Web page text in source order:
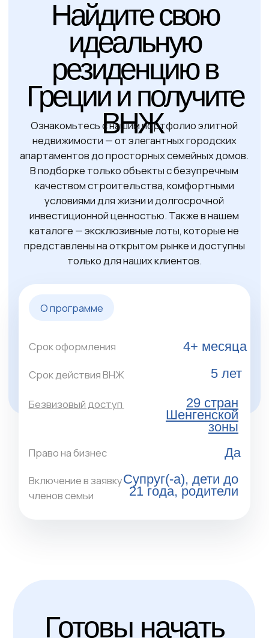
4+ месяца
5 лет
Да
Супруг(-а), дети до
21 года, родители
Срок оформления
Срок действия ВНЖ
29 стран
Шенгенской
зоны
Безвизовый доступ
Право на бизнес
Включение в заявку
членов семьи
Готовы начать
свой путь к
греческому ВНЖ?
объекты вторичного рынка в большинстве
локаций страны, например, на Халкидики или
Пелопоннесе. Для получения ВНЖ можно
Недвижимость в
Греции для получения
вида на жительство